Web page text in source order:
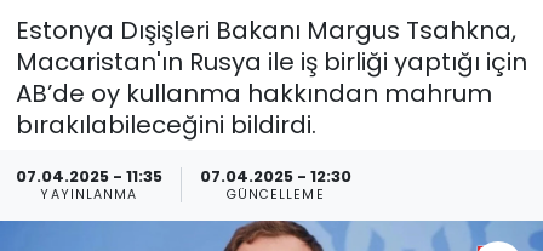
Estonya Dışişleri Bakanı Margus Tsahkna,
Macaristan'ın Rusya ile iş birliği yaptığı için
AB’de oy kullanma hakkından mahrum
bırakılabileceğini bildirdi.
07.04.2025 - 11:35
YAYINLANMA
07.04.2025 - 12:30
GÜNCELLEME